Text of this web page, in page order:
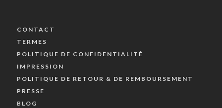
CONTACT
TERMES
POLITIQUE DE CONFIDENTIALITÉ
IMPRESSION
POLITIQUE DE RETOUR & DE REMBOURSEMENT
PRESSE
BLOG